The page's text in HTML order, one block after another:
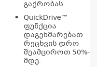
გაქრობას.
QuickDrive™
ფუნქცია
დაგეხმარებათ
რეცხვის დრო
შეამციროთ 50%-
მდე.